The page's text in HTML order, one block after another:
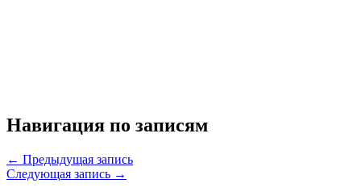
Навигация по записям
← Предыдущая запись
Следующая запись →